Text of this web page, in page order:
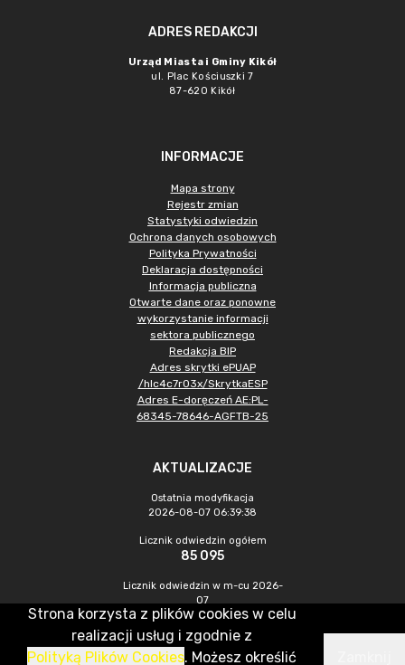
ADRES REDAKCJI
Urząd Miasta i Gminy Kikół
ul. Plac Kościuszki 7
87-620 Kikół
INFORMACJE
Mapa strony
Rejestr zmian
Statystyki odwiedzin
Ochrona danych osobowych
Polityka Prywatności
Deklaracja dostępności
Informacja publiczna
Otwarte dane oraz ponowne
wykorzystanie informacji
sektora publicznego
Redakcja BIP
Adres skrytki ePUAP
/hlc4c7r03x/SkrytkaESP
Adres E-doręczeń AE:PL-
68345-78646-AGFTB-25
AKTUALIZACJE
Ostatnia modyfikacja
2026-08-07 06:39:38
Licznik odwiedzin ogółem
85 095
Licznik odwiedzin w m-cu 2026-
07
299
CMS & Hosting: Nefeni Sp. z o.o.
Strona korzysta z plików cookies w celu
realizacji usług i zgodnie z
Polityką Plików Cookies. Możesz określić